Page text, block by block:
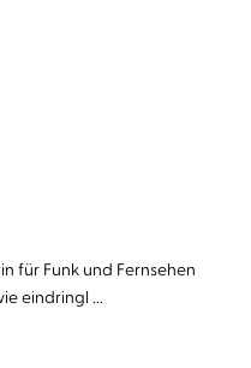
für Funk und Fernsehen
eindringl ...